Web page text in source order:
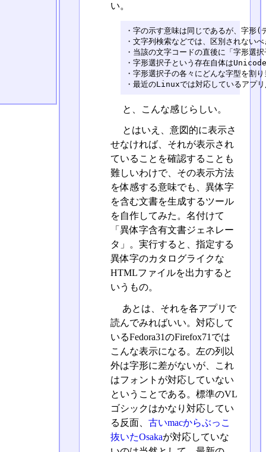
い。
・字の示す意味は同じであるが、字形(
・文字列検索などでは、区別されないべ
・当該の文字コードの直後に「字形選
・字形選択子という存在自体は
・字形選択子の各々にどんな字型を割
・最近のLinuxでは対応しているアプ
と、こんな感じらしい。
とはいえ、意図的に表示さ
せなければ、それが表示され
ていることを確認することも
難しいわけで、その表示方法
を体感する意味でも、異体字
を含む文書を生成するツール
を自作してみた。名付けて
「異体字含有文書ジェネレー
タ」。実行すると、指定する
異体字のカタログライクな
HTMLファイルを出力すると
いうもの。
あとは、それを各アプリで
読んでみればいい。対応して
いるFedora31のFirefox71では
こんな表示になる。左の列以
外は字形に差がないが、これ
はフォントが対応していない
ということである。標準のVL
ゴシックはかなり対応してい
る反面、 古いmacからぶっこ
抜いたOsakaが対応していな